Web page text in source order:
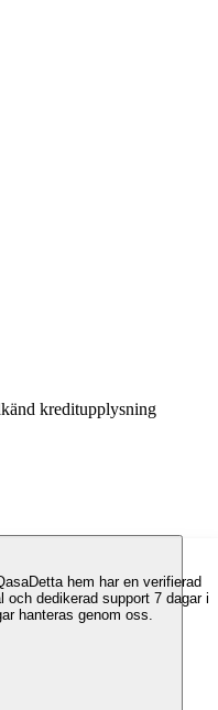
kreditupplysning
Detta hem har en verifierad
dedikerad support 7 dagar i
hanteras genom oss.